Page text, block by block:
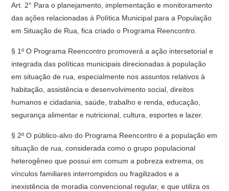
Art. 2° Para o planejamento, implementação e monitoramento
das ações relacionadas à Política Municipal para a População
em Situação de Rua, fica criado o Programa Reencontro.
§ 1º O Programa Reencontro promoverá a ação intersetorial e
integrada das políticas municipais direcionadas à população
em situação de rua, especialmente nos assuntos relativos à
habitação, assistência e desenvolvimento social, direitos
humanos e cidadania, saúde, trabalho e renda, educação,
segurança alimentar e nutricional, cultura, esportes e lazer.
§ 2º O público-alvo do Programa Reencontro é a população em
situação de rua, considerada como o grupo populacional
heterogêneo que possui em comum a pobreza extrema, os
vínculos familiares interrompidos ou fragilizados e a
inexistência de moradia convencional regular, e que utiliza os